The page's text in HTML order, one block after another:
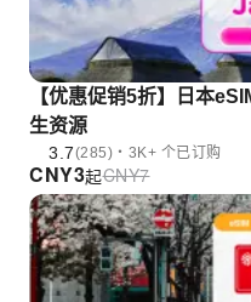
【优惠促销5折】日本
生资源
3.7(285)・3K+ 个已订购
CNY3起CNY7